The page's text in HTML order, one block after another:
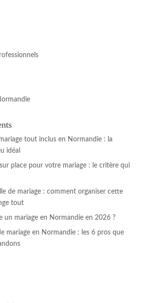
tout inclus en Normandie : la
idéal
place pour votre mariage : le critère qui
de mariage : comment organiser cette
tout
un mariage en Normandie en 2026 ?
mariage en Normandie : les 6 pros que